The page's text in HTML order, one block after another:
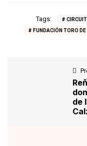
Tags:
FUNDACIÓN TORO
de